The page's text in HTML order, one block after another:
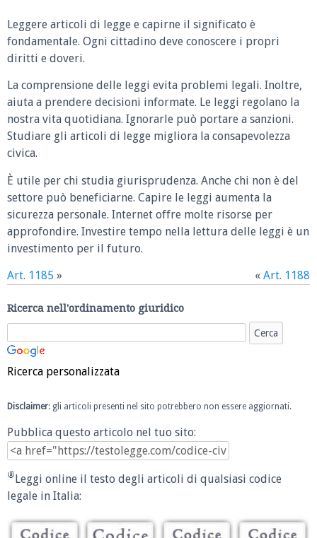
Leggere articoli di legge e capirne il significato è
fondamentale. Ogni cittadino deve conoscere i propri
diritti e doveri.
La comprensione delle leggi evita problemi legali. Inoltre,
aiuta a prendere decisioni informate. Le leggi regolano la
nostra vita quotidiana. Ignorarle può portare a sanzioni.
Studiare gli articoli di legge migliora la consapevolezza
civica.
È utile per chi studia giurisprudenza. Anche chi non è del
settore può beneficiarne. Capire le leggi aumenta la
sicurezza personale. Internet offre molte risorse per
approfondire. Investire tempo nella lettura delle leggi è un
investimento per il futuro.
Art. 1185 » « Art. 1188
Ricerca nell'ordinamento giuridico
Ricerca personalizzata
Disclaimer: gli articoli presenti nel sito potrebbero non essere aggiornati.
Pubblica questo articolo nel tuo sito:
Leggi online il testo degli articoli di qualsiasi codice
legale in Italia: